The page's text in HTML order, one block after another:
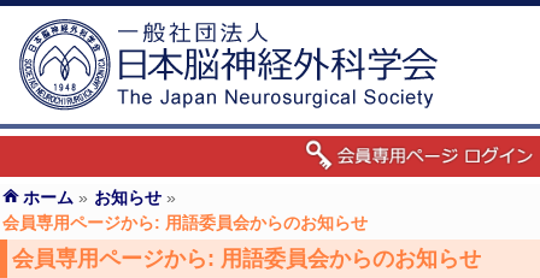
ホーム » お知らせ »
会員専用ページから: 用語委員会からのお知らせ
会員専用ページから: 用語委員会からのお知らせ